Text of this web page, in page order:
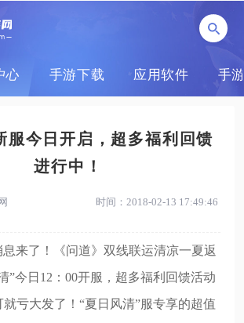
心 手游下载 应用软件 手
服今日开启，超多福利回馈
进行中！
时间：2018-02-13 17:49:46
来了！《问道》双线联运清凉一夏返
”今日12：00开服，超多福利回馈活动
亏大发了！“夏日风清”服专享的超值